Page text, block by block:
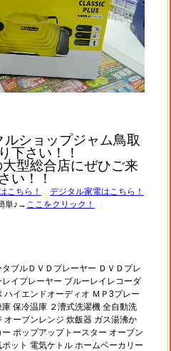
ショップジャム鳥取
下さい！！
型総合店にぜひご来
い！！
こちら！
デジタル家電はこちら！
単♪→ ここをクリック！
ブルＤＶＤプレーヤー ＤＶＤプレ
イプレーヤー ブルーレイレコーダ
ハイエンドオーディオ ＭＰ3プレー
保冷温庫 ２漕式洗濯機 全自動洗
ーブンレンジ 炊飯器 ガス湯沸か
ポップアップトースター オーブン
ット 電気ケトル ホームベーカリー